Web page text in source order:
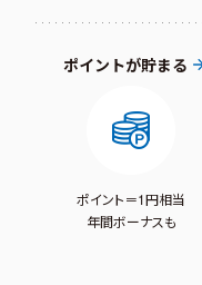
ポイントが貯まる
ポイント＝1円相当
年間ボーナスも